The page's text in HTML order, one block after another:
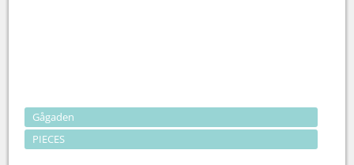
Gågaden
PIECES